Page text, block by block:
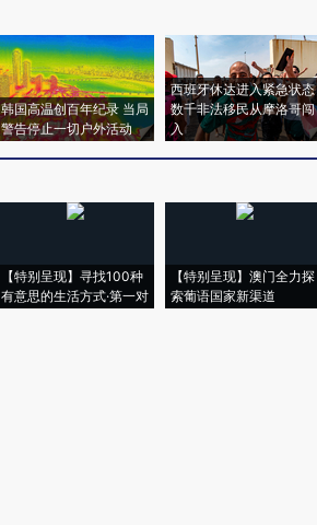
韩国高温创百年纪录 当局
警告停止一切户外活动
西班牙休达进入紧急状态
数千非法移民从摩洛哥闯
入
【特别呈现】寻找100种
有意思的生活方式·第一对
【特别呈现】澳门全力探
索葡语国家新渠道